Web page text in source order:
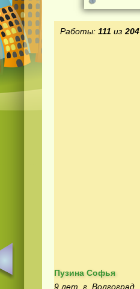
Работы: 111 из 204
Пузина Софья
9 лет, г. Волгоград